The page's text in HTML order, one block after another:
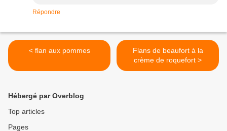
Répondre
< flan aux pommes
Flans de beaufort à la
crème de roquefort >
Hébergé par Overblog
Top articles
Pages